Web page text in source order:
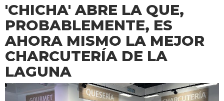
'CHICHA' ABRE LA QUE,
PROBABLEMENTE, ES
AHORA MISMO LA MEJOR
CHARCUTERÍA DE LA
LAGUNA